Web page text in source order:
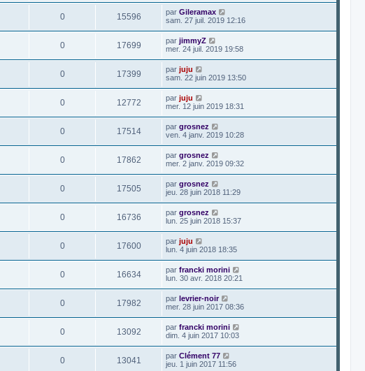
0 15596 par Gileramax
sam. 27 juil. 2019 12:16
0 17699 par jimmyZ
mer. 24 juil. 2019 19:58
0 17399 par juju
sam. 22 juin 2019 13:50
0 12772 par juju
mer. 12 juin 2019 18:31
0 17514 par grosnez
ven. 4 janv. 2019 10:28
0 17862 par grosnez
mer. 2 janv. 2019 09:32
0 17505 par grosnez
jeu. 28 juin 2018 11:29
0 16736 par grosnez
lun. 25 juin 2018 15:37
0 17600 par juju
lun. 4 juin 2018 18:35
0 16634 par francki morini
lun. 30 avr. 2018 20:21
0 17982 par levrier-noir
mer. 28 juin 2017 08:36
0 13092 par francki morini
dim. 4 juin 2017 10:03
0 13041 par Clément 77
jeu. 1 juin 2017 11:56